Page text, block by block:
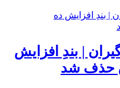
| بندِ افزایش
حذف شد